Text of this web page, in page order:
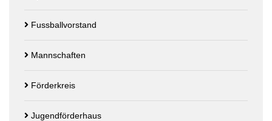
Fussballvorstand
Mannschaften
Förderkreis
Jugendförderhaus